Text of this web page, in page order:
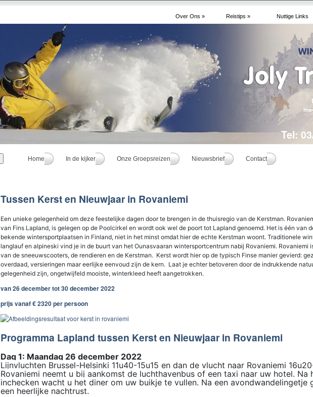
Over Ons » Reistips » Nuttige Links
Tel:
Home In de kijker Onze Groepsreizen Nieuwsbrief Contact
Tussen Kerst en Nieuwjaar in Rovaniemi
Een unieke gelegenheid om deze feestelijke dagen door te brengen in de thuisregio van de Kerstman.
van Fins Lapland, is gelegen op de Poolcirkel en wordt ook wel de poort tot Lapland genoemd. Het is één van
bekende wintersportplaatsen in Finland, niet in het minst omdat hier de echte Kerstman woont. Traditionele
langlauf en alpineski vind je in de buurt van het Ounasvaaran wintersportcentrum nabij Rovaniemi. Rovaniemi
van de sneeuwscooters, de rendieren en de Kerstman. Kerst wordt hier op de typisch Finse manier gevierd:
overdaad, versieringen maar eerlijke eenvoud zijn de kern. Laat je echter betoveren door de indrukkende
gelegenheid zijn, ongetwijfeld mooiste, winterkleed heeft aangetrokken.
van 26 december tot 30 december 2022
prijs vanaf € 2320 per persoon
Programma Lapland tussen Kerst en Nieuwjaar in Rovaniemi
Dag 1: Maandag 26 december 2022
Lijnvluchten Brussel-Helsinki 11u40-15u15 en dan de vlucht naar Rovaniemi
Rovaniemi neemt u bij aankomst de luchthavenbus of een taxi naar uw hotel. Na
inchecken wacht u het diner om uw buikje te vullen. Na een avondwandelingetje
een heerlijke nachtrust.